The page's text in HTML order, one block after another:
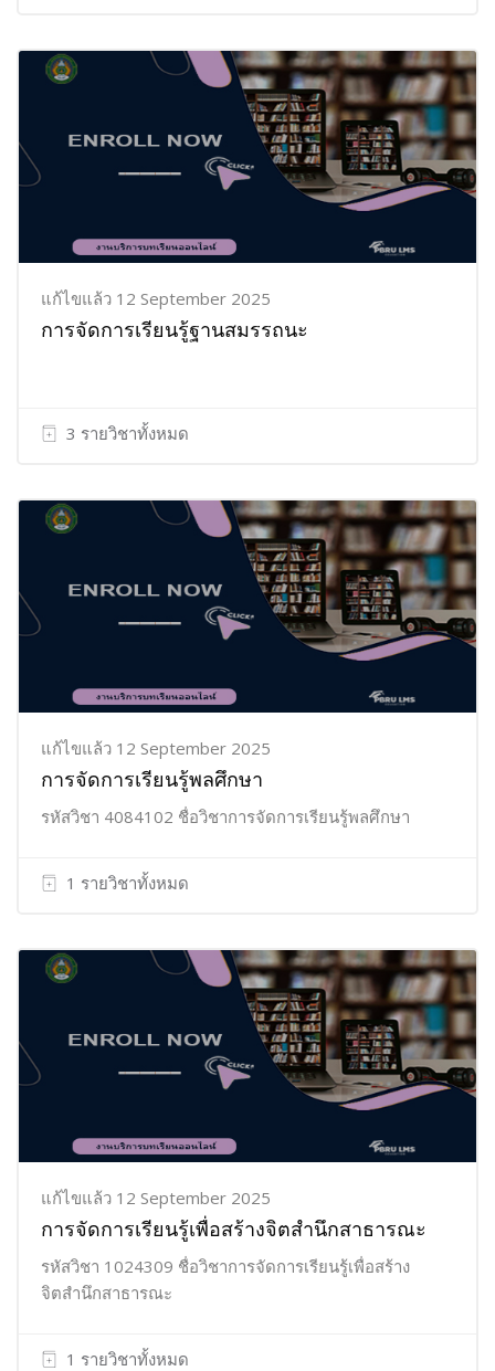
แก้ไขแล้ว 12 September 2025
การจัดการเรียนรู้ฐานสมรรถนะ
3 รายวิชาทั้งหมด
แก้ไขแล้ว 12 September 2025
การจัดการเรียนรู้พลศึกษา
รหัสวิชา 4084102 ชื่อวิชาการจัดการเรียนรู้พลศึกษา
1 รายวิชาทั้งหมด
แก้ไขแล้ว 12 September 2025
การจัดการเรียนรู้เพื่อสร้างจิตสำนึกสาธารณะ
รหัสวิชา 1024309 ชื่อวิชาการจัดการเรียนรู้เพื่อสร้าง
จิตสำนึกสาธารณะ
1 รายวิชาทั้งหมด